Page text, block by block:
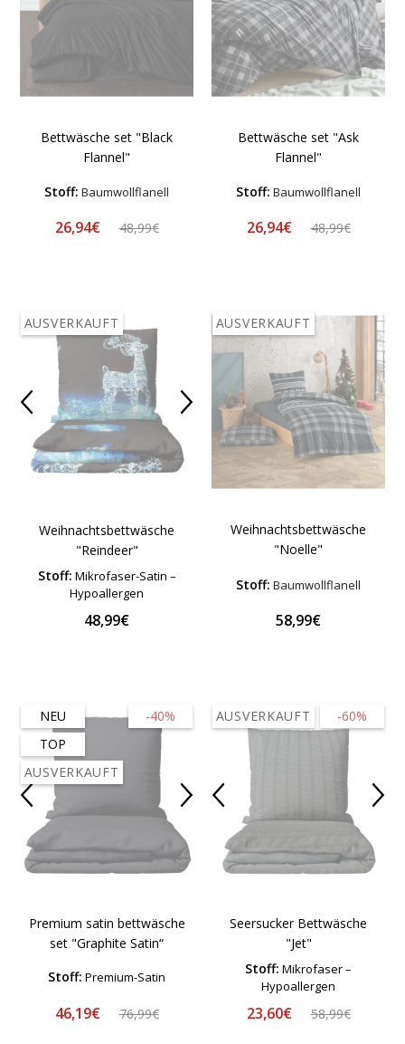
Bettwäsche set "Black
Flannel"
Stoff: Baumwollflanell
26,94€ 48,99€
Bettwäsche set "Ask
Flannel"
Stoff: Baumwollflanell
26,94€ 48,99€
AUSVERKAUFT
Weihnachtsbettwäsche
"Reindeer"
Stoff: Mikrofaser-Satin –
Hypoallergen
48,99€
AUSVERKAUFT
Weihnachtsbettwäsche
"Noelle"
Stoff: Baumwollflanell
58,99€
-40%
NEU
TOP
AUSVERKAUFT
Premium satin bettwäsche
set "Graphite Satin“
Stoff: Premium-Satin
46,19€ 76,99€
-60%
AUSVERKAUFT
Seersucker Bettwäsche
"Jet"
Stoff: Mikrofaser –
Hypoallergen
23,60€ 58,99€